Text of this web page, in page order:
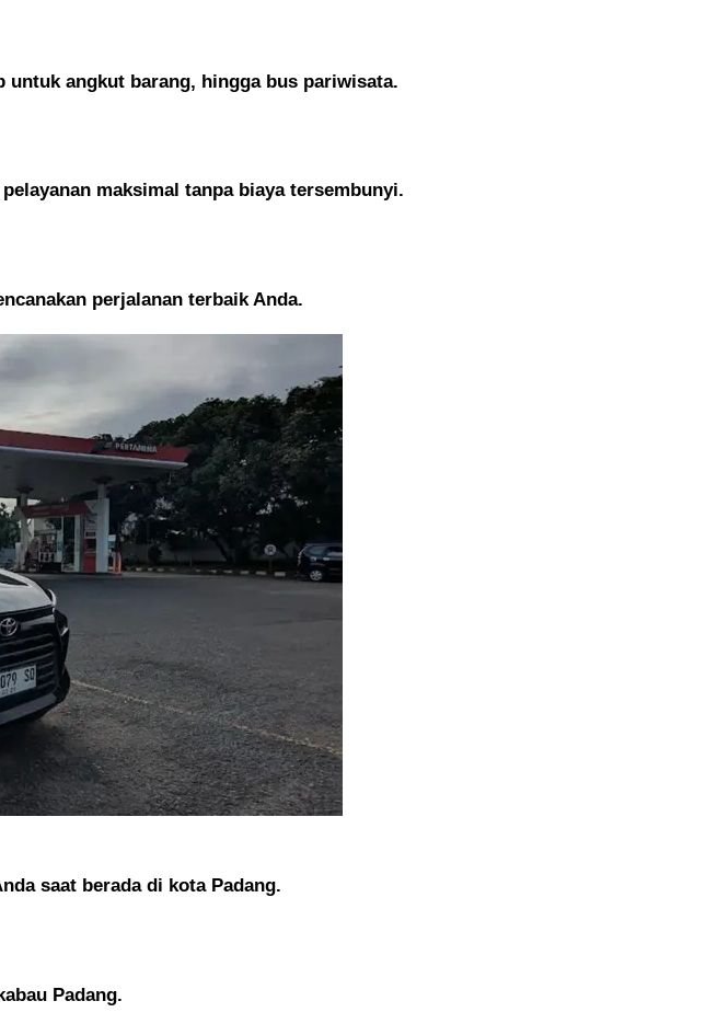
angkut barang, hingga bus pariwisata.
maksimal tanpa biaya tersembunyi.
perjalanan terbaik Anda.
saat berada di kota Padang.
Padang.